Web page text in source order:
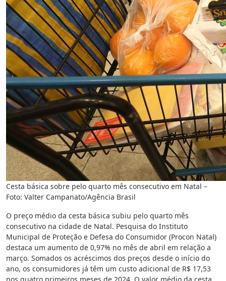
Cesta básica sobre pelo quarto mês consecutivo em Natal –
Foto: Valter Campanato/Agência Brasil
O preço médio da cesta básica subiu pelo quarto mês
consecutivo na cidade de Natal. Pesquisa do Instituto
Municipal de Proteção e Defesa do Consumidor (Procon Natal)
destaca um aumento de 0,97% no mês de abril em relação a
março. Somados os acréscimos dos preços desde o início do
ano, os consumidores já têm um custo adicional de R$ 17,53